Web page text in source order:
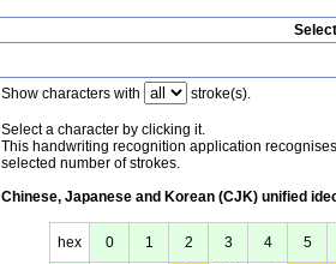
Show characters with stroke(s).
Select a character by clicking it.
This handwriting recognition application
selected number of strokes.
Chinese, Japanese and Korean (CJK) unified
hex 0 1 2 3 4 5